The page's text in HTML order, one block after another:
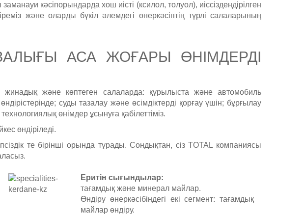
кәсіпорындарда хош иісті (ксилол, толуол), иіссіздендірілген
және оларды бүкіл әлемдегі өнеркәсіптің түрлі салаларының
АСА ЖОҒАРЫ ӨНІМДЕРДІ
және көптеген салаларда: құрылыста және автомобиль
суды тазалау және өсімдіктерді қорғау үшін; бұрғылау
өнімдер ұсынуға қабілеттіміз.
өндіріледі.
те бірінші орында тұрады. Сондықтан, сіз TOTAL компаниясы
Еритін сығындылар:
тағамдық және минерал майлар.
Өндіру өнеркәсібіндегі екі сегмент: тағамдық
майлар өндіру.